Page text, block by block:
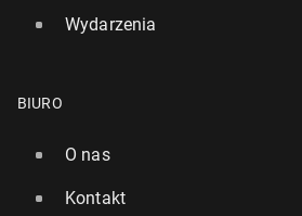
Wydarzenia
BIURO
O nas
Kontakt